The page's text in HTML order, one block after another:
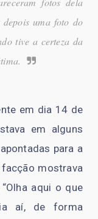
uma foto do
tive a certeza da
em dia 14 de
em alguns
para a
facção mostrava
aqui o que
aí, de forma